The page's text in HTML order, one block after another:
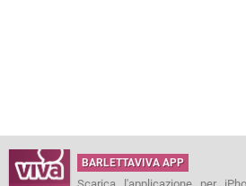
BARLETTAVIVA APP